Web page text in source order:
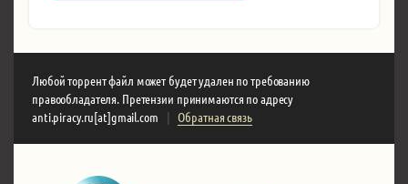
Любой торрент файл может будет удален по требованию
правообладателя. Претензии принимаются по адресу
anti.piracy.ru[at]gmail.com
| Обратная связь